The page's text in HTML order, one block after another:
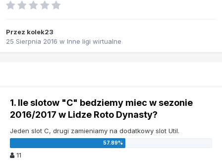
Przez kolek23
25 Sierpnia 2016 w Inne ligi wirtualne
1. Ile slotow "C" bedziemy miec w sezonie
2016/2017 w Lidze Roto Dynasty?
Jeden slot C, drugi zamieniamy na dodatkowy slot Util.
11